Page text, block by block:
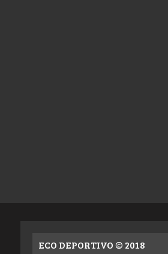
ECO DEPORTIVO © 2018